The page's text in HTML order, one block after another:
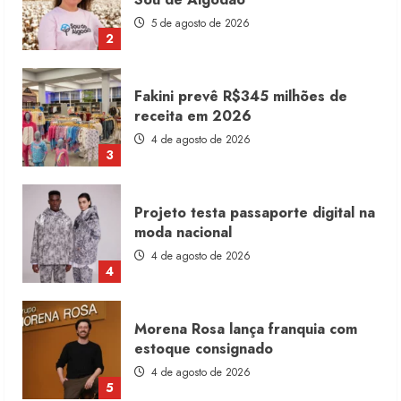
3
4 de agosto de 2026
4
Projeto testa passaporte digital na
moda nacional
4 de agosto de 2026
5
Morena Rosa lança franquia com
estoque consignado
4 de agosto de 2026
1
Moda vende US$63,7 bilhões em
produtos licenciados
6 de agosto de 2026